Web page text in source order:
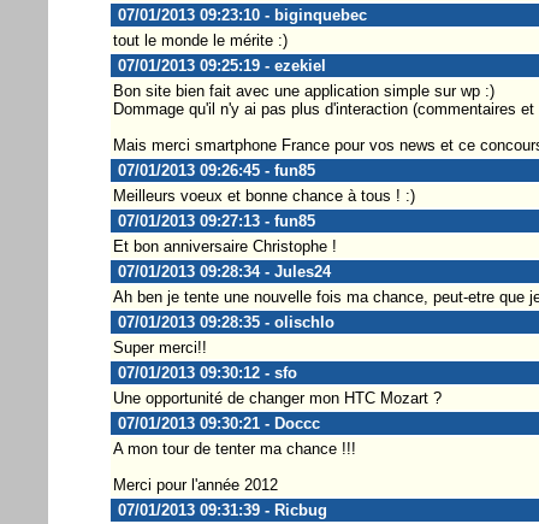
07/01/2013 09:23:10 - biginquebec
tout le monde le mérite :)
07/01/2013 09:25:19 - ezekiel
Bon site bien fait avec une application simple sur wp :)
Dommage qu'il n'y ai pas plus d'interaction (commentaires et
Mais merci smartphone France pour vos news et ce
07/01/2013 09:26:45 - fun85
Meilleurs voeux et bonne chance à tous ! :)
07/01/2013 09:27:13 - fun85
Et bon anniversaire Christophe !
07/01/2013 09:28:34 - Jules24
Ah ben je tente une nouvelle fois ma chance, peut-etre que
07/01/2013 09:28:35 - olischlo
Super merci!!
07/01/2013 09:30:12 - sfo
Une opportunité de changer mon HTC Mozart ?
07/01/2013 09:30:21 - Doccc
A mon tour de tenter ma chance !!!
Merci pour l'année 2012
07/01/2013 09:31:39 - Ricbug